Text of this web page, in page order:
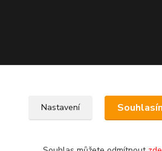
Nastavení